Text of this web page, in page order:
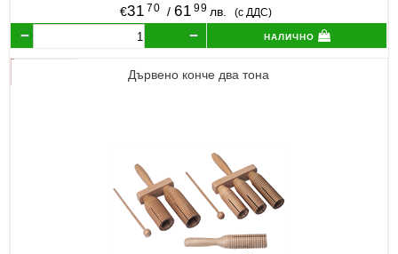
€31 70 / 61 99 лв. (с ДДС)
налично
Дървено конче два тона